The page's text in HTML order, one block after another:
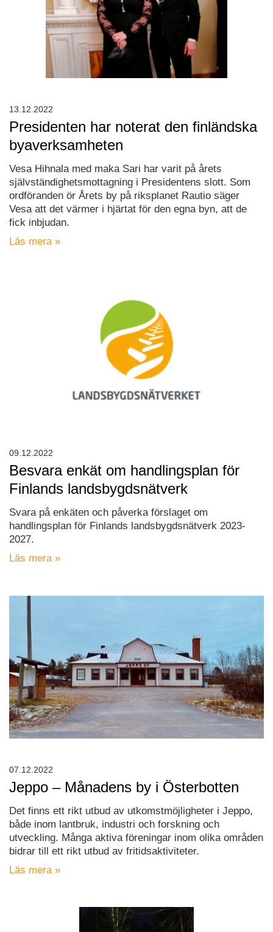
Presidenten har noterat den finländska
byaverksamheten
Vesa Hihnala med maka Sari har varit på årets
självständighetsmottagning i Presidentens slott. Som
ordföranden ör Årets by på riksplanet Rautio säger
Vesa att det värmer i hjärtat för den egna byn, att de
fick inbjudan.
Läs mera »
13.12.2022
Besvara enkät om handlingsplan för
Finlands landsbygdsnätverk
Svara på enkäten och påverka förslaget om
handlingsplan för Finlands landsbygdsnätverk 2023-
2027.
Läs mera »
09.12.2022
Jeppo – Månadens by i Österbotten
Det finns ett rikt utbud av utkomstmöjligheter i Jeppo,
både inom lantbruk, industri och forskning och
utveckling. Många aktiva föreningar inom olika områden
bidrar till ett rikt utbud av fritidsaktiviteter.
Läs mera »
07.12.2022